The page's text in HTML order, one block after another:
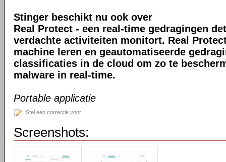
Stinger beschikt nu ook over
Real Protect - een real-time gedragingen
verdachte activiteiten monitort. Real
machine leren en geautomatiseerde
classificaties in de cloud om zo te
malware in real-time.
Portable applicatie
Stel een correctie voor
Screenshots: